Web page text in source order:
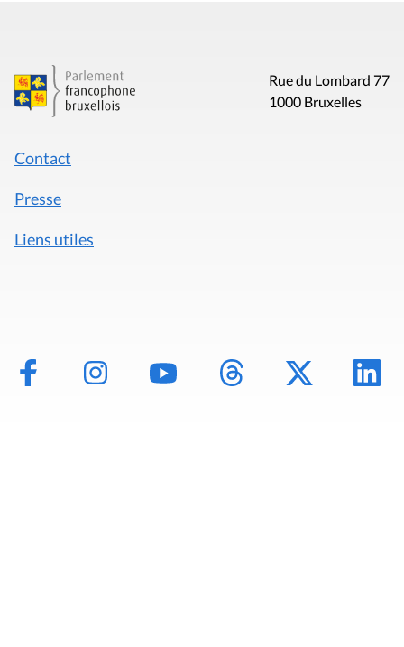
Rue du Lombard 77
1000 Bruxelles
Contact
Presse
Liens utiles